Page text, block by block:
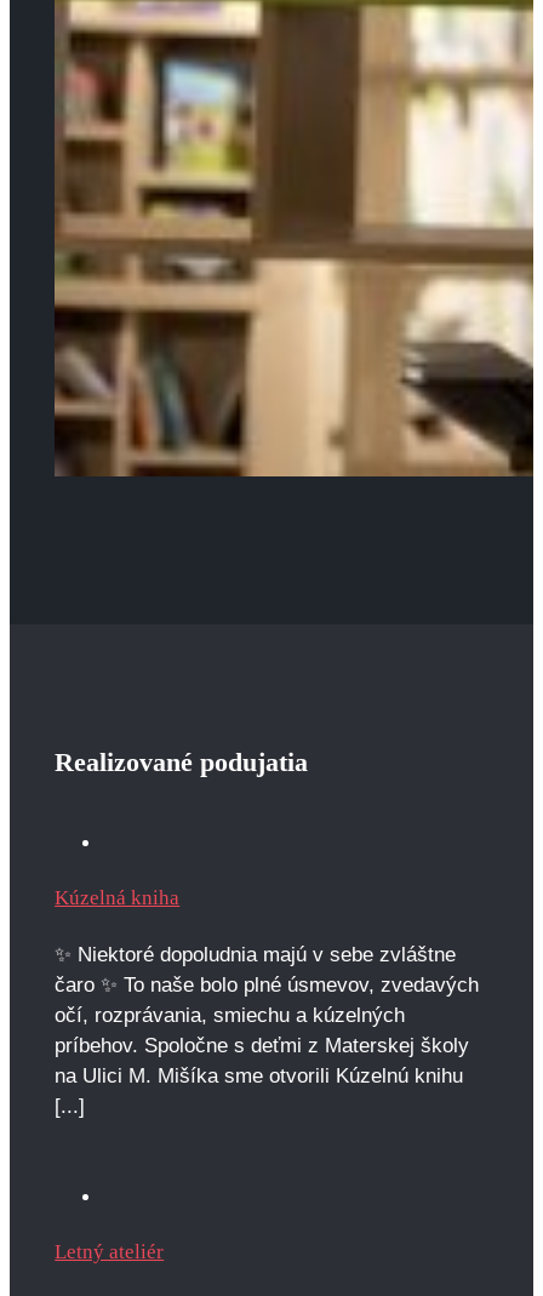
Realizované podujatia
Kúzelná kniha
✨ Niektoré dopoludnia majú v sebe zvláštne
čaro ✨ To naše bolo plné úsmevov, zvedavých
očí, rozprávania, smiechu a kúzelných
príbehov. Spoločne s deťmi z Materskej školy
na Ulici M. Mišíka sme otvorili Kúzelnú knihu
[...]
Letný ateliér